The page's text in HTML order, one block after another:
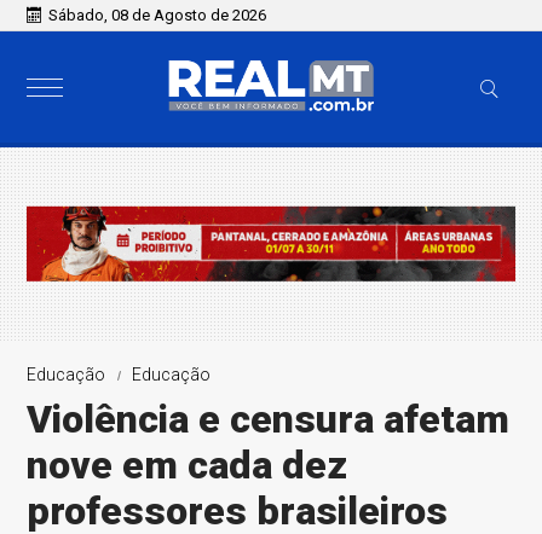
Sábado, 08 de Agosto de 2026
Educação Educação
Violência e censura afetam
nove em cada dez
professores brasileiros